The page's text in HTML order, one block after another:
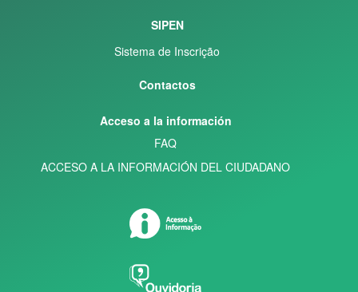
SIPEN
Sistema de Inscrição
Contactos
Acceso a la información
FAQ
ACCESO A LA INFORMACIÓN DEL CIUDADANO